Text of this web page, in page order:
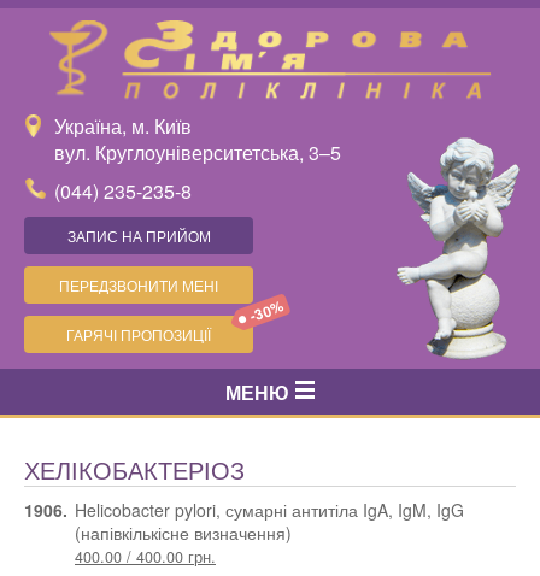
Україна, м. Київ
вул. Круглоуніверситетська, 3–5
(044) 235-235-8
ЗАПИС НА ПРИЙОМ
ПЕРЕДЗВОНИТИ МЕНІ
ГАРЯЧІ ПРОПОЗИЦІЇ
-30%
МЕНЮ
ХЕЛІКОБАКТЕРІОЗ
1906. Helicobacter pylori, сумарні антитіла IgA, IgM, IgG
(напівкількісне визначення)
400.00 / 400.00 грн.